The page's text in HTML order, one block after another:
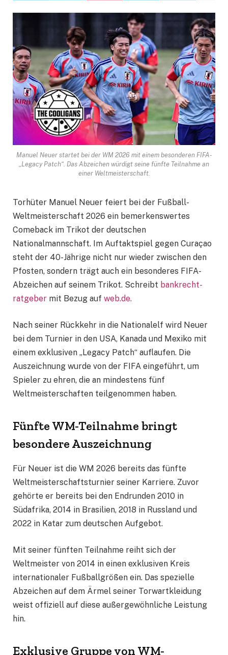
Manuel Neuer startet bei der WM 2026 mit einem besonderen FIFA-
„Legacy Patch“. Das Abzeichen würdigt seine fünfte Teilnahme an
einer Weltmeisterschaft.
Torhüter Manuel Neuer feiert bei der Fußball-
Weltmeisterschaft 2026 ein bemerkenswertes
Comeback im Trikot der deutschen
Nationalmannschaft. Im Auftaktspiel gegen Curaçao
steht der 40-Jährige nicht nur wieder zwischen den
Pfosten, sondern trägt auch ein besonderes FIFA-
Abzeichen auf seinem Trikot. Schreibt bankrecht-
ratgeber mit Bezug auf web.de.
Nach seiner Rückkehr in die Nationalelf wird Neuer
bei dem Turnier in den USA, Kanada und Mexiko mit
einem exklusiven „Legacy Patch“ auflaufen. Die
Auszeichnung wurde von der FIFA eingeführt, um
Spieler zu ehren, die an mindestens fünf
Weltmeisterschaften teilgenommen haben.
Fünfte WM-Teilnahme bringt
besondere Auszeichnung
Für Neuer ist die WM 2026 bereits das fünfte
Weltmeisterschaftsturnier seiner Karriere. Zuvor
gehörte er bereits bei den Endrunden 2010 in
Südafrika, 2014 in Brasilien, 2018 in Russland und
2022 in Katar zum deutschen Aufgebot.
Mit seiner fünften Teilnahme reiht sich der
Weltmeister von 2014 in einen exklusiven Kreis
internationaler Fußballgrößen ein. Das spezielle
Abzeichen auf dem Ärmel seiner Torwartkleidung
weist offiziell auf diese außergewöhnliche Leistung
hin.
Exklusive Gruppe von WM-